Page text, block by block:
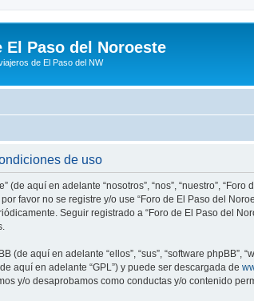
El Paso del Noroeste
de El Paso del NW
de uso
(de aquí en adelante “nosotros”, “nos”, “nuestro”,
favor no se registre y/o use “Foro de El Paso del
Seguir registrado a “Foro de El Paso del
(de aquí en adelante “ellos”, “sus”, “software phpBB”,
aquí en adelante “GPL”) y puede ser descargada de
y/o desaprobamos como conductas y/o contenido